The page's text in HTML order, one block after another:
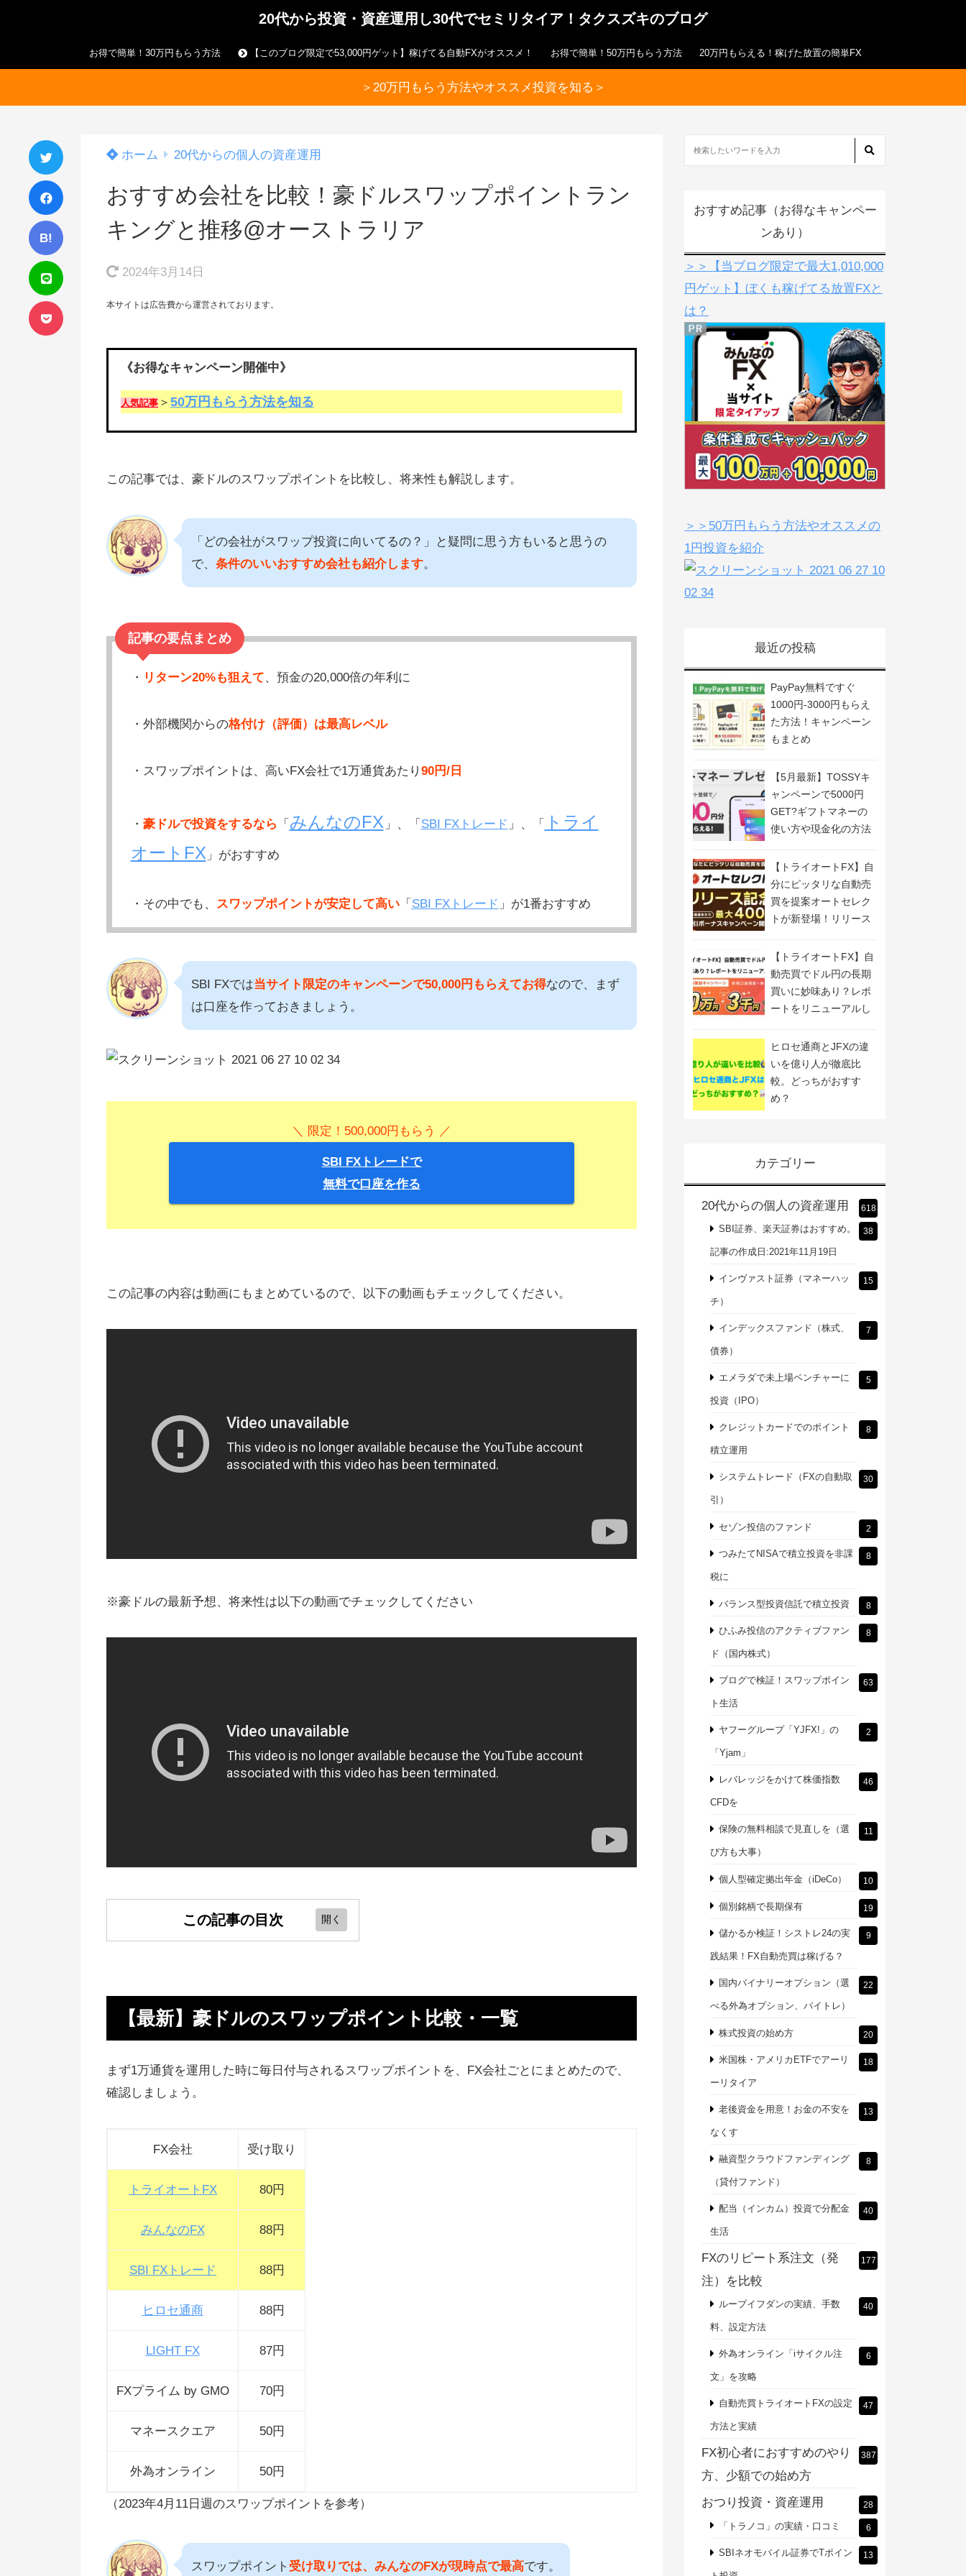
20代から投資・資産運用し30代でセミリタイア！タクスズキのブログ
お得で簡単！30万円もらう方法 【このブログ限定で53,000円ゲット】稼げてる自動FXがオススメ！ お得で簡単！50万円もらう方法 20万円もらえる！稼げた放置の簡単FX
＞20万円もらう方法やオススメ投資を知る＞
B!
ホーム 20代からの個人の資産運用
おすすめ会社を比較！豪ドルスワップポイントラン
キングと推移@オーストラリア
2024年3月14日
本サイトは広告費から運営されております。
《お得なキャンペーン開催中》
人気記事 ＞ 50万円もらう方法を知る
この記事では、豪ドルのスワップポイントを比較し、将来性も解説します。
「どの会社がスワップ投資に向いてるの？」と疑問に思う方もいると思うの
で、 条件のいいおすすめ会社も紹介します。
記事の要点まとめ
・ リターン20%も狙えて、預金の20,000倍の年利に
・外部機関からの格付け（評価）は最高レベル
・スワップポイントは、高いFX会社で1万通貨あたり 90円/日
・ 豪ドルで投資をするなら 「 みんなのFX 」、「 SBI FXトレード 」、「
トライ
オートFX」がおすすめ
・その中でも、 スワップポイントが安定して高い「 SBI FXトレード 」が1番おすすめ
SBI FXでは当サイト限定のキャンペーンで50,000円もらえてお得なので、まず
は口座を作っておきましょう。
＼ 限定！500,000円もらう ／
SBI FXトレードで
無料で口座を作る
この記事の内容は動画にもまとめているので、以下の動画もチェックしてください。
※豪ドルの最新予想、将来性は以下の動画でチェックしてください
この記事の目次
【売り】豪ドルのスワップポイント
豪ドルのスワップポイントの推移
豪ドルのスワップポイントの利回り
豪ドルのスワップイント比較・ラン
豪ドルをスワップポイントで運用す
る理由
きる？
具体的な投資方法とコツ
（AUD/JPY）
豪ドル運用での注意点
比較・ランキング
【最新】豪ドルのスワップポイント比較・一覧
まず1万通貨を運用した時に毎日付与されるスワップポイントを、FX会社ごとにまとめたので、
確認しましょう。
FX会社 受け取り
トライオートFX 80円
みんなのFX 88円
SBI FXトレード 88円
ヒロセ通商 88円
LIGHT FX 87円
FXプライム by GMO 70円
マネースクエア 50円
外為オンライン 50円
（2023年4月11日週のスワップポイントを参考）
スワップポイント 受け取りでは、みんなのFXが現時点で最高です。
おすすめ記事（お得なキャンペー
ンあり）
＞＞【当ブログ限定で最大1,010,000
円ゲット】ぼくも稼げてる放置FXと
は？
＞＞50万円もらう方法やオススメの
1円投資を紹介
最近の投稿
PayPay無料ですぐ
1000円-3000円もらえ
た方法！キャンペーン
もまとめ
【5月最新】TOSSYキ
ャンペーンで5000円
GET?ギフトマネーの
使い方や現金化の方法
【トライオートFX】自
分にピッタリな自動売
買を提案オートセレク
トが新登場！リリース
催！
【トライオートFX】自
動売買でドル円の長期
買いに妙味あり？レポ
ートをリニューアルし
ヒロセ通商とJFXの違
いを億り人が徹底比
較。どっちがおすす
め？
カテゴリー
20代からの個人の資産運用 618
SBI証券、楽天証券はおすすめ。
記事の作成日:2021年11月19日
38
インヴァスト証券（マネーハッ
チ）
15
インデックスファンド（株式、
債券）
7
エメラダで未上場ベンチャーに
投資（IPO）
5
クレジットカードでのポイント
積立運用
8
システムトレード（FXの自動取
引）
30
セゾン投信のファンド 2
つみたてNISAで積立投資を非課
税に
8
バランス型投資信託で積立投資 8
ひふみ投信のアクティブファン
ド（国内株式）
8
ブログで検証！スワップポイン
ト生活
63
ヤフーグループ「YJFX!」の
「Yjam」
2
レバレッジをかけて株価指数
CFDを
46
保険の無料相談で見直しを（選
び方も大事）
11
個人型確定拠出年金（iDeCo） 10
個別銘柄で長期保有 19
儲かるか検証！シストレ24の実
践結果！FX自動売買は稼げる？
9
国内バイナリーオプション（選
べる外為オプション、バイトレ）
22
株式投資の始め方 20
米国株・アメリカETFでアーリ
ーリタイア
18
老後資金を用意！お金の不安を
なくす
13
融資型クラウドファンディング
（貸付ファンド）
8
配当（インカム）投資で分配金
生活
40
FXのリピート系注文（発
注）を比較
177
ループイフダンの実績、手数
料、設定方法
40
外為オンライン「iサイクル注
文」を攻略
6
自動売買トライオートFXの設定
方法と実績
47
FX初心者におすすめのやり
方、少額での始め方
387
おつり投資・資産運用 28
「トラノコ」の実績・口コミ 6
SBIネオモバイル証券でTポイン 13